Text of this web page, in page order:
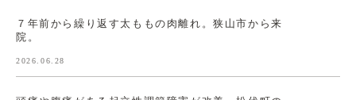
７年前から繰り返す太ももの肉離れ。狭山市から来
院。
2026.06.28